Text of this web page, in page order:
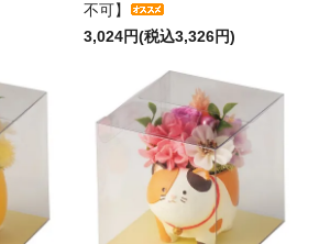
不可】
3,024円(税込3,326円)